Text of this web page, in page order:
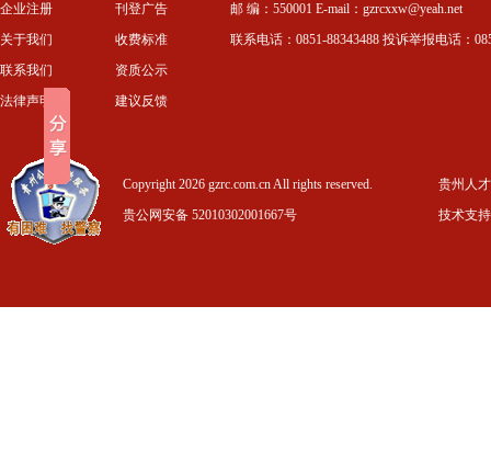
企业注册
关于我们
联系我们
法律声明
刊登广告
收费标准
资质公示
建议反馈
邮 编：550001 E-mail：gzrcxxw@yeah.net
联系电话：0851-88343488 投诉举报电话：
Copyright 2026 gzrc.com.cn All rights reserved.
贵公网安备 52010302001667号
贵州人
技术支